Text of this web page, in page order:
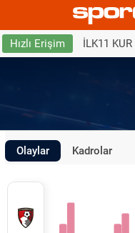
Hızlı Erişim İLK11 KUR
Olaylar Kadrolar